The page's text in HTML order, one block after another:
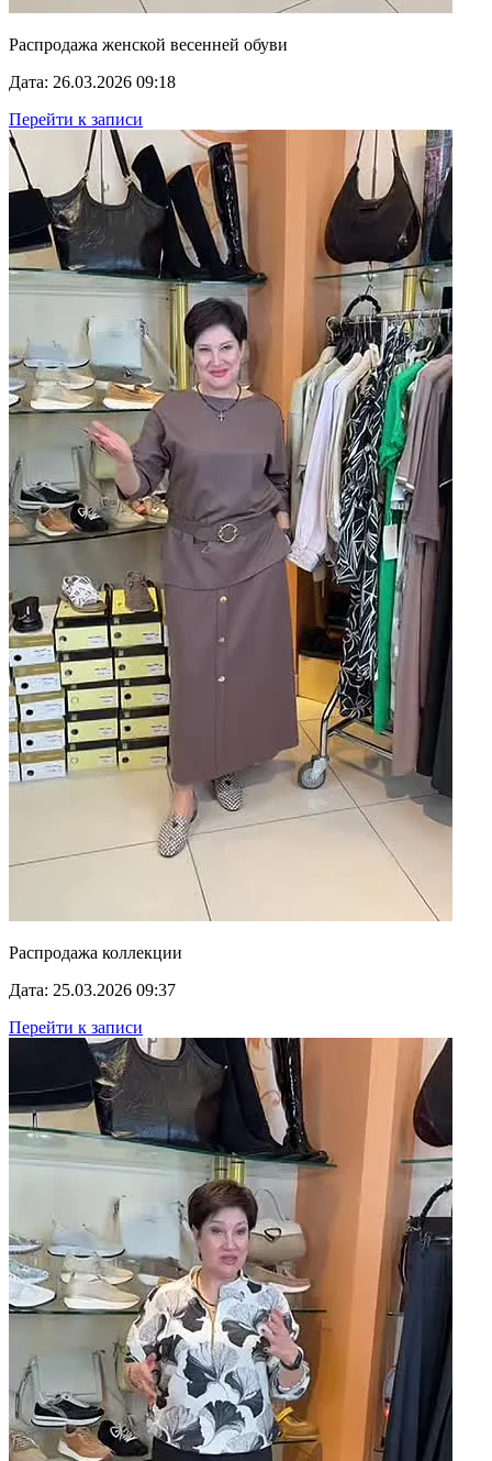
Распродажа женской весенней обуви
Дата: 26.03.2026 09:18
Перейти к записи
Распродажа коллекции
Дата: 25.03.2026 09:37
Перейти к записи